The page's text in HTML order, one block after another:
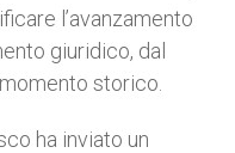
l’avanzamento
giuridico, dal
storico.
ha inviato un